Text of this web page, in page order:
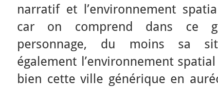
narratif et l’environnement
car on comprend dans ce
personnage, du moins sa
également l’environnement
bien cette ville générique en